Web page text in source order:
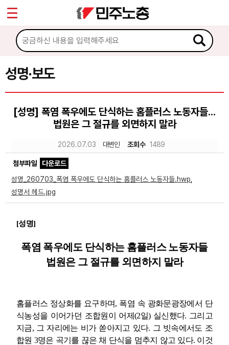
성명·보도
[성명] 폭염 폭우에도 단식하는 홈플러스 노동자들...
법원은 그 절규를 외면하지 말라
2026.07.03 대변인 조회수 1489
첨부파일
다운로드
성명_260703_폭염 폭우에도 단식하는 홈플러스 노동자들.hwp
성명서 헤드.jpg
[성명]
폭염 폭우에도 단식하는 홈플러스 노동자들
법원은 그 절규를 외면하지 말라
홈플러스 정상화를 요구하며, 폭염 속 광화문광장에서 단
식농성을 이어가던 조합원이 어제(2일) 실신했다. 그리고
지금, 그 자리에는 비가 쏟아지고 있다. 그 빗속에서도 조
합원 3명은 곡기를 끊은 채 단식을 멈추지 않고 있다. 이것
마이페이지
소개
소식
공지사항
성명·보도
노동상담
자료
부설기관
업무
Sketchbook5, 스케치북5
Sketchbook5, 스케치북5